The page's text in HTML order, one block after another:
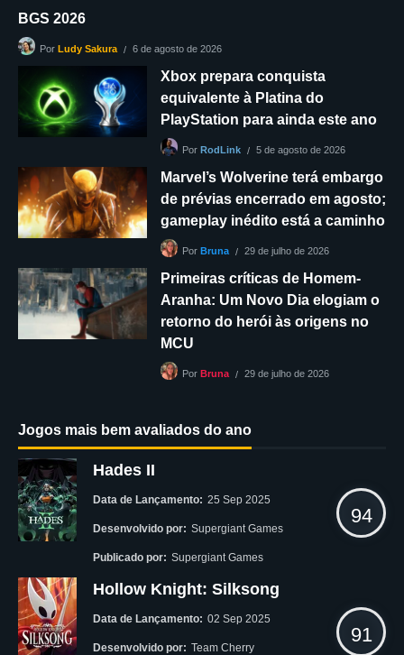
BGS 2026
Por Ludy Sakura 6 de agosto de 2026
Xbox prepara conquista
equivalente à Platina do
PlayStation para ainda este ano
Por RodLink 5 de agosto de 2026
Marvel’s Wolverine terá embargo
de prévias encerrado em agosto;
gameplay inédito está a caminho
Por Bruna 29 de julho de 2026
Primeiras críticas de Homem-
Aranha: Um Novo Dia elogiam o
retorno do herói às origens no
MCU
Por Bruna 29 de julho de 2026
Jogos mais bem avaliados do ano
Hades II
Data de Lançamento: 25 Sep 2025
Desenvolvido por: Supergiant Games
Publicado por: Supergiant Games
94
Hollow Knight: Silksong
Data de Lançamento: 02 Sep 2025
Desenvolvido por: Team Cherry
91